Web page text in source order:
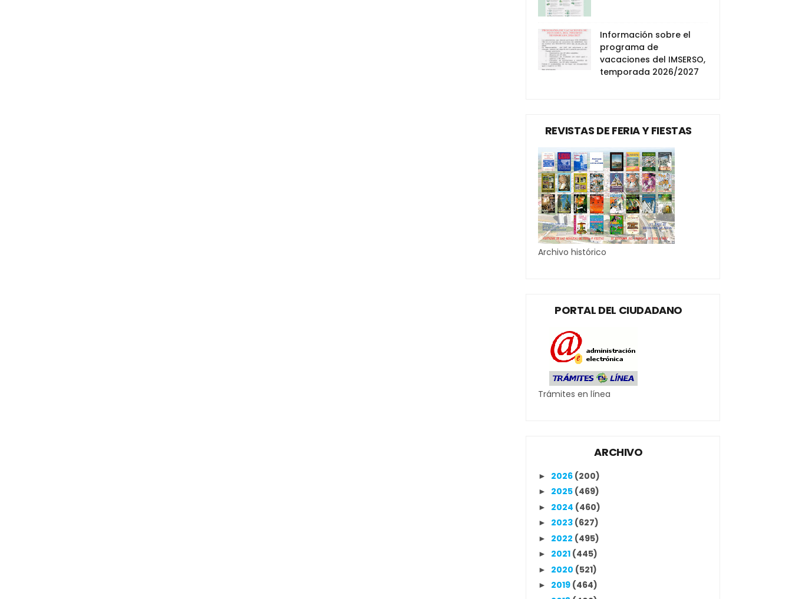
Información sobre el
programa de
vacaciones del IMSERSO,
temporada 2026/2027
REVISTAS DE FERIA Y FIESTAS
Archivo histórico
PORTAL DEL CIUDADANO
Trámites en línea
ARCHIVO
► 2026 (200)
► 2025 (469)
► 2024 (460)
► 2023 (627)
► 2022 (495)
► 2021 (445)
► 2020 (521)
► 2019 (464)